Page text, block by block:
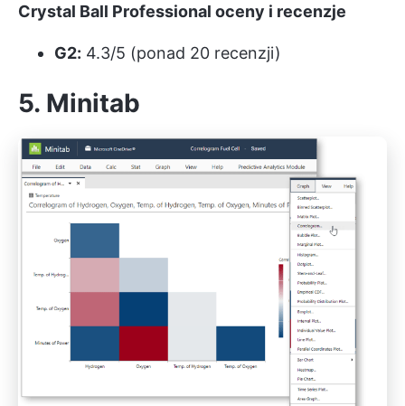
Crystal Ball Professional oceny i recenzje
G2: 4.3/5 (ponad 20 recenzji)
5. Minitab